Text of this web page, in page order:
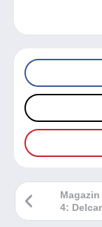
4:
Magazin